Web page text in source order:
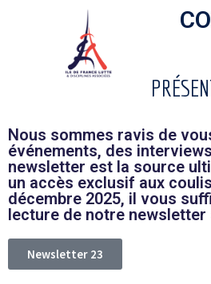
Nous sommes ravis de
événements, des
newsletter est la source
un accès exclusif aux
décembre 2025, il vous
lecture de notre
Newsletter 23